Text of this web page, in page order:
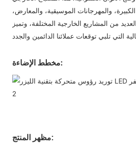
والمهرجانات الموسيقية، والمعارض،
من المشاريع الخارجية المختلفة، وتميز
مخطط الإضاءة:
مظهر المنتج: